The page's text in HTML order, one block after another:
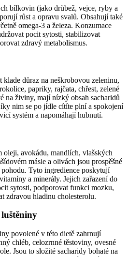
bílkovin (jako drůbež, vejce, ryby a
růst a opravu svalů. Obsahují také
omega-3 a železa. Konzumace
pocit sytosti, stabilizovat
zdravý metabolismus.
důraz na neškrobovou zeleninu,
papriky, rajčata, chřest, zelené
na živiny, mají nízký obsah sacharidů
nim se po jídle cítíte plní a spokojení
systém a napomáhají hubnutí.
avokádu, mandlích, vlašských
másle a olivách jsou prospěšné
Tyto ingredience poskytují
a minerály. Jejich zařazení do
sytosti, podporovat funkci mozku,
zdravou hladinu cholesterolu.
povolené v této dietě zahrnují
chléb, celozrnné těstoviny, ovesné
Jsou to složité sacharidy bohaté na